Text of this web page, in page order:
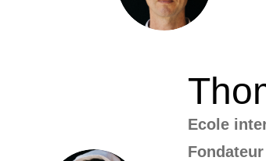
Ecole
Fondateur